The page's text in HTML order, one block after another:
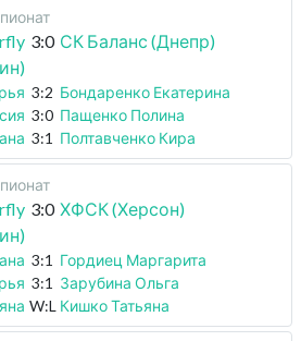
3:0 СК Баланс (Днепр)
3:2 Бондаренко Екатерина
3:0 Пащенко Полина
3:1 Полтавченко Кира
3:0 ХФСК (Херсон)
3:1 Гордиец Маргарита
3:1 Зарубина Ольга
W:L Кишко Татьяна